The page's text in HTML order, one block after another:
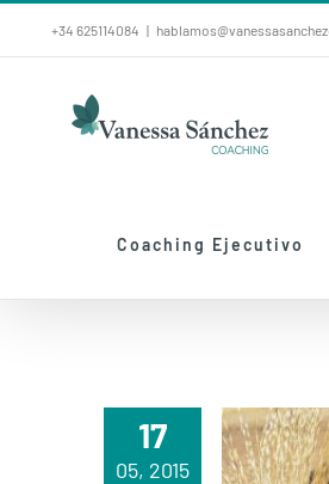
al
contenido
+34 625114084 |
Coaching Ejecutivo
17
05, 2015